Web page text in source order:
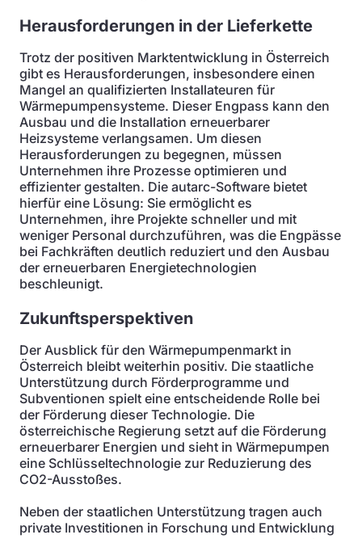
Herausforderungen in der Lieferkette
Trotz der positiven Marktentwicklung in Österreich
gibt es Herausforderungen, insbesondere einen
Mangel an qualifizierten Installateuren für
Wärmepumpensysteme. Dieser Engpass kann den
Ausbau und die Installation erneuerbarer
Heizsysteme verlangsamen. Um diesen
Herausforderungen zu begegnen, müssen
Unternehmen ihre Prozesse optimieren und
effizienter gestalten. Die autarc-Software bietet
hierfür eine Lösung: Sie ermöglicht es
Unternehmen, ihre Projekte schneller und mit
weniger Personal durchzuführen, was die Engpässe
bei Fachkräften deutlich reduziert und den Ausbau
der erneuerbaren Energietechnologien
beschleunigt.
Zukunftsperspektiven
Der Ausblick für den Wärmepumpenmarkt in
Österreich bleibt weiterhin positiv. Die staatliche
Unterstützung durch Förderprogramme und
Subventionen spielt eine entscheidende Rolle bei
der Förderung dieser Technologie. Die
österreichische Regierung setzt auf die Förderung
erneuerbarer Energien und sieht in Wärmepumpen
eine Schlüsseltechnologie zur Reduzierung des
CO2-Ausstoßes.
Neben der staatlichen Unterstützung tragen auch
private Investitionen in Forschung und Entwicklung